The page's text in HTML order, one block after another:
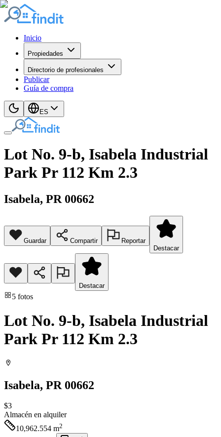
Inicio
Propiedades
Directorio de profesionales
Publicar
Guía de compra
ES
Lot No. 9-b, Isabela Industrial
Park Pr 112 Km 2.3
Isabela, PR 00662
Guardar Compartir
Reportar
Destacar
Destacar
5 fotos
Lot No. 9-b, Isabela Industrial
Park Pr 112 Km 2.3
Isabela, PR 00662
$3
Almacén en alquiler
10,962.554 m2